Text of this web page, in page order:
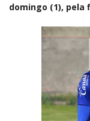
domingo (1), pela